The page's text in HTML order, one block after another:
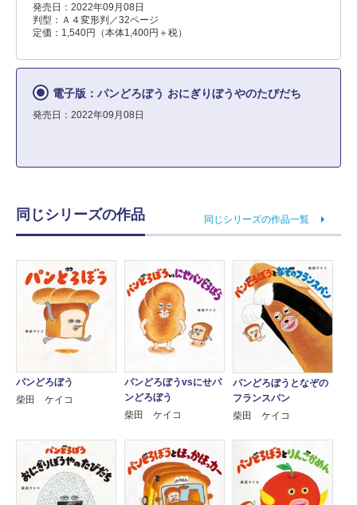
発売日：2022年09月08日
判型：Ａ４変形判／32ページ
定価：1,540円（本体1,400円＋税）
電子版：パンどろぼう おにぎりぼうやのたびだち
発売日：2022年09月08日
同じシリーズの作品 同じシリーズの作品一覧
パンどろぼう
柴田 ケイコ
パンどろぼうvsにせパ
ンどろぼう
柴田 ケイコ
パンどろぼうとなぞの
フランスパン
柴田 ケイコ